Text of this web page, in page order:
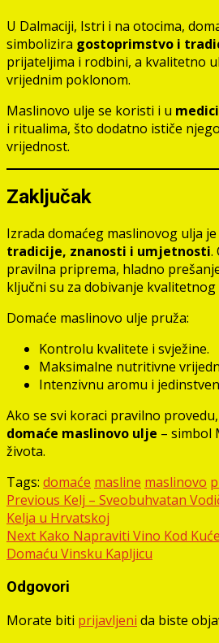
U Dalmaciji, Istri i na otocima,
simbolizira gostoprimstvo i
prijateljima i rodbini, a kvalitetno
vrijednim poklonom.
Maslinovo ulje se koristi i u
i ritualima, što dodatno ističe
vrijednost.
Zaključak
Izrada domaćeg maslinovog ulja je
tradicije, znanosti i umjetnosti.
pravilna priprema, hladno
ključni su za dobivanje kvalitetnog
Domaće maslinovo ulje pruža:
Kontrolu kvalitete i svježine.
Maksimalne nutritivne
Intenzivnu aromu i
Ako se svi koraci pravilno
domaće maslinovo ulje – simbol
života.
Tags: domaće masline maslinovo
Post
navigation
Previous Kelj – Sveobuhvatan
Kelja u Hrvatskoj
Next Kako Napraviti Vino Kod
Domaću Vinsku Kapljicu
Odgovori
Morate biti prijavljeni da biste